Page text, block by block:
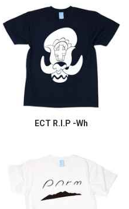
ECT R.I.P -Wh